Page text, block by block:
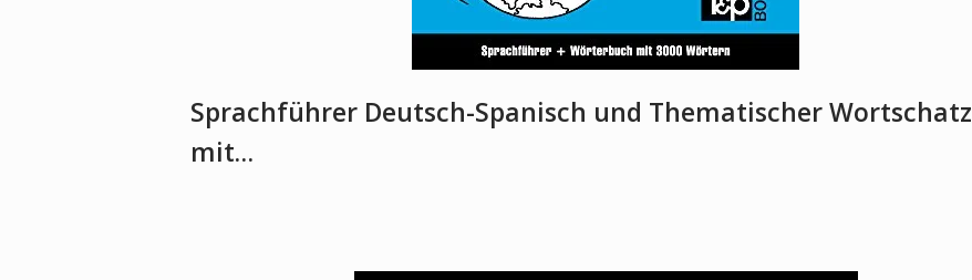
Sprachführer Deutsch-Spanisch und Thematischer Wortschatz
mit…